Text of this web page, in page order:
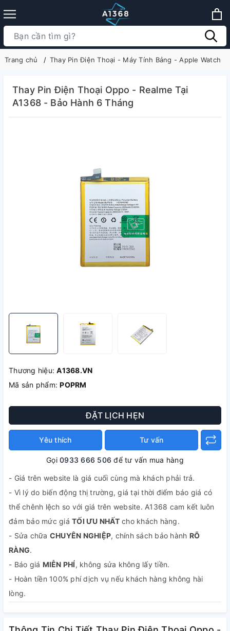
Trang chủ Thay Pin Điện Thoại - Máy Tính Bảng - Apple Watch
Thay Pin Điện Thoại Oppo - Realme Tại
A1368 - Bảo Hành 6 Tháng
Thương hiệu:A1368.VN
Mã sản phẩm:POPRM
ĐẶT LỊCH HẸN
Yêu thích Tư vấn
Gọi0933 666 506 để tư vấn mua hàng
- Giá trên website là giá cuối cùng mà khách phải trả.
- Vì lý do biến động thị trường, giá tại thời điểm báo giá có
thể chênh lệch so với giá trên website. A1368 cam kết luôn
đảm bảo mức giá TỐI ƯU NHẤTcho khách hàng.
- Sửa chữa CHUYÊN NGHIỆP, chính sách bảo hành RÕ
RÀNG.
- Báo giá MIỄN PHÍ, không sửa không lấy tiền.
- Hoàn tiền 100% phí dịch vụ nếu khách hàng không hài
lòng.